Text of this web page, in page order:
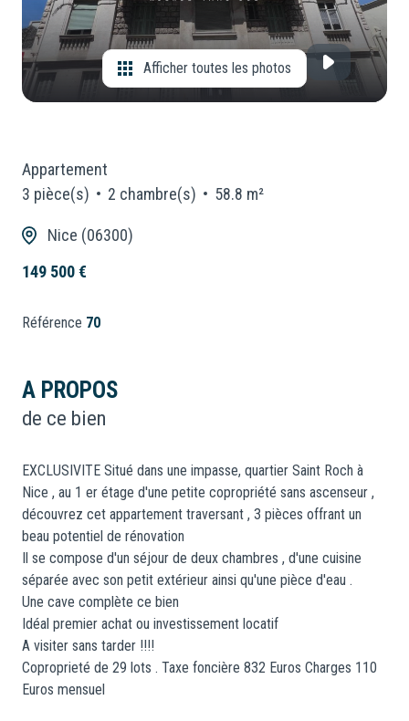
Afficher toutes les photos
Appartement
3 pièce(s)
2 chambre(s) 58.8 m²
Nice (06300)
149 500 €
Référence 70
A PROPOS
de ce bien
EXCLUSIVITE Situé dans une impasse, quartier Saint Roch à
Nice , au 1 er étage d'une petite copropriété sans ascenseur ,
découvrez cet appartement traversant , 3 pièces offrant un
beau potentiel de rénovation
Il se compose d'un séjour de deux chambres , d'une cuisine
séparée avec son petit extérieur ainsi qu'une pièce d'eau .
Une cave complète ce bien
Idéal premier achat ou investissement locatif
A visiter sans tarder !!!!
Coproprieté de 29 lots . Taxe foncière 832 Euros Charges 110
Euros mensuel